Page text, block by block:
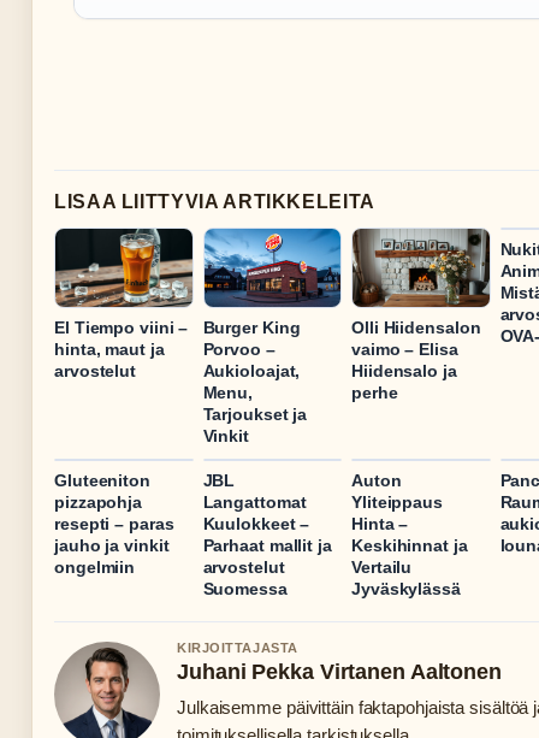
LISAA LIITTYVIA ARTIKKELEITA
El Tiempo viini –
hinta, maut ja
arvostelut
Burger King
Porvoo –
Aukioloajat,
Menu,
Tarjoukset ja
Vinkit
Olli Hiidensalon
vaimo – Elisa
Hiidensalo ja
perhe
Gluteeniton
pizzapohja
resepti – paras
jauho ja vinkit
ongelmiin
JBL
Langattomat
Kuulokkeet –
Parhaat mallit ja
arvostelut
Suomessa
Auton
Yliteippaus
Hinta –
Keskihinnat ja
Vertailu
Jyväskylässä
KIRJOITTAJASTA
Juhani Pekka Virtanen Aaltonen
Julkaisemme päivittäin faktapohjaista sisältöä